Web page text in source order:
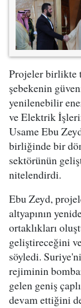
Projeler birlikte
şebekenin
yenilenebilir
ve Elektrik
Usame Ebu
birliğinde bir
sektörünün
nitelendirdi.
Ebu Zeyd,
altyapının
ortaklıkları
geliştireceğini
söyledi.
rejiminin
gelen geniş
devam ettiğini